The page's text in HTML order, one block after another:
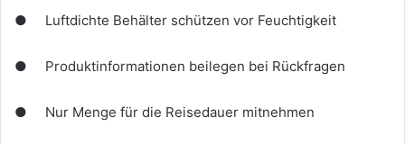
● Luftdichte Behälter schützen vor Feuchtigkeit
● Produktinformationen beilegen bei Rückfragen
● Nur Menge für die Reisedauer mitnehmen